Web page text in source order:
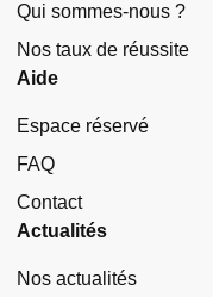
Qui sommes-nous ?
Nos taux de réussite
Aide
Espace réservé
FAQ
Contact
Actualités
Nos actualités